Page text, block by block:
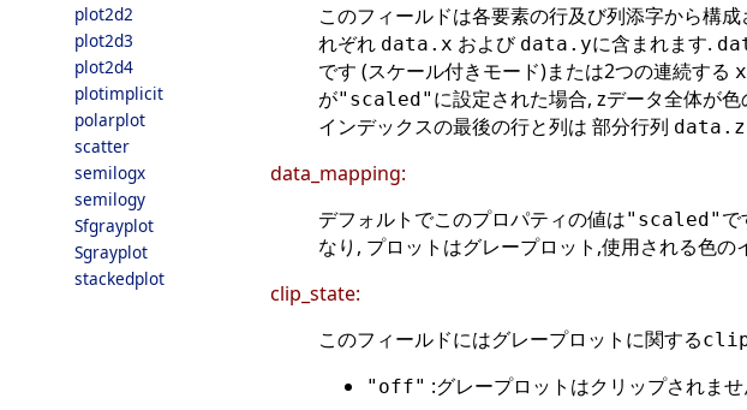
plot2d2
plot2d3
plot2d4
plotimplicit
polarplot
scatter
semilogx
semilogy
Sfgrayplot
Sgrayplot
stackedplot
このフィールドは各要素の行及び列添字から構成
れぞれ data.x および data.yに含まれます.
です (スケール付きモード)または2つの連続する
が"scaled" に設定された場合, zデータ全体が
インデックスの最後の行と列は 部分行列
data_mapping:
デフォルトでこのプロパティの値は"scaled" で
なり, プロットはグレープロット,使用される色
clip_state:
このフィールドにはグレープロットに関する
"off" :グレープロットはクリップされませ